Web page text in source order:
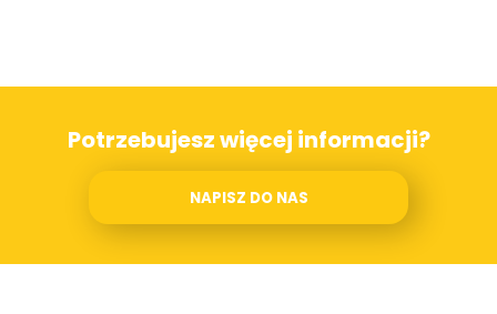
Potrzebujesz więcej informacji?
NAPISZ DO NAS